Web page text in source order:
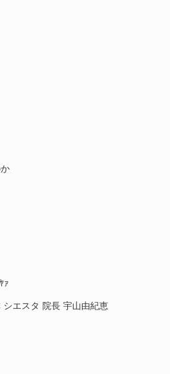
ｧ
エスタ 院長 宇山由紀恵